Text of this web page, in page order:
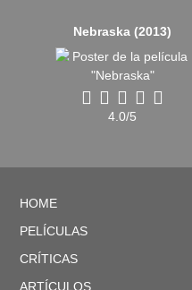
Nebraska (2013)
4.0/5
HOME
PELÍCULAS
CRÍTICAS
ARTÍCULOS